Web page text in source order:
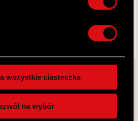
oraz ustaw własne
. W Deklaracji
cookie do
i analizować ruch w
wszystkie ciasteczka
na wybór